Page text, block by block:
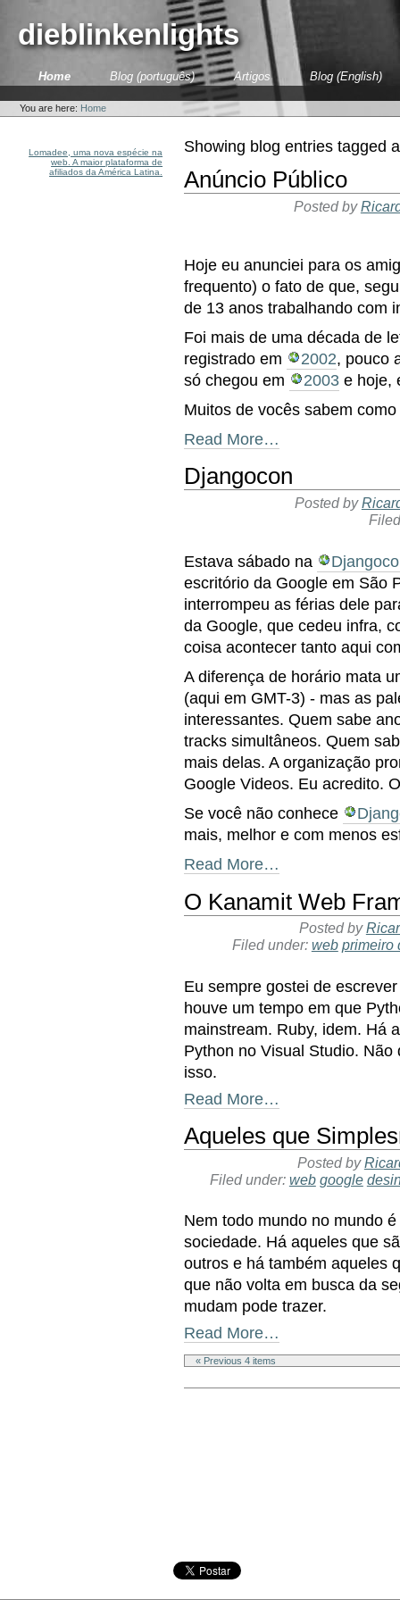
content.dieblinkenlights
SectionsHome Blog (português) Artigos Blog (English)
tools
You are here: Home
Lomadee, uma nova espécie na
web. A maior plataforma de
afiliados da América Latina.
Showing blog entries tagged
Anúncio Público
Posted by
Hoje eu anunciei para os
frequento) o fato de que,
de 13 anos trabalhando com
Foi mais de uma década de
registrado em
2002, pouco
só chegou em
2003 e hoje,
Muitos de vocês sabem
Read More…
Djangocon
Posted by
Estava sábado na
escritório da Google em São
interrompeu as férias dele
da Google, que cedeu infra,
coisa acontecer tanto aqui
A diferença de horário mata
(aqui em GMT-3) - mas as
interessantes. Quem sabe
tracks simultâneos. Quem
mais delas. A organização
Google Videos. Eu acredito.
Se você não conhece
mais, melhor e com menos
Read More…
O Kanamit Web
Posted by
Filed under: web primeiro
Eu sempre gostei de
houve um tempo em que
mainstream. Ruby, idem. Há
Python no Visual Studio.
isso.
Read More…
Aqueles que
Posted by
Filed under: web google
Nem todo mundo no mundo
sociedade. Há aqueles que
outros e há também aqueles
que não volta em busca da
mudam pode trazer.
Read More…
« Previous 4 items